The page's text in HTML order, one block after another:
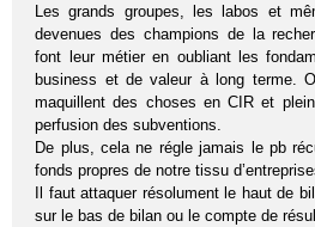
Les grands groupes, les labos et
devenues des champions de la
font leur métier en oubliant les
business et de valeur à long terme.
maquillent des choses en CIR et
perfusion des subventions.
De plus, cela ne régle jamais le pb
fonds propres de notre tissu
Il faut attaquer résolument le haut de
sur le bas de bilan ou le compte de